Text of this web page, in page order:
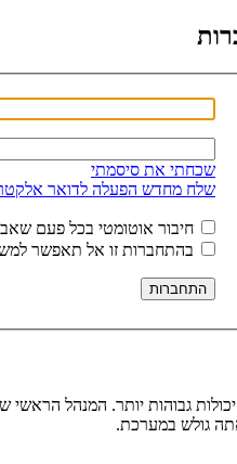
שכחתי את סיסמתי
שלח מחדש הפעלה לדואר
חיבור אוטומטי בכל פעם
בהתחברות זו אל תאפשר
גבוהות יותר. המנהל
גולש במערכת.